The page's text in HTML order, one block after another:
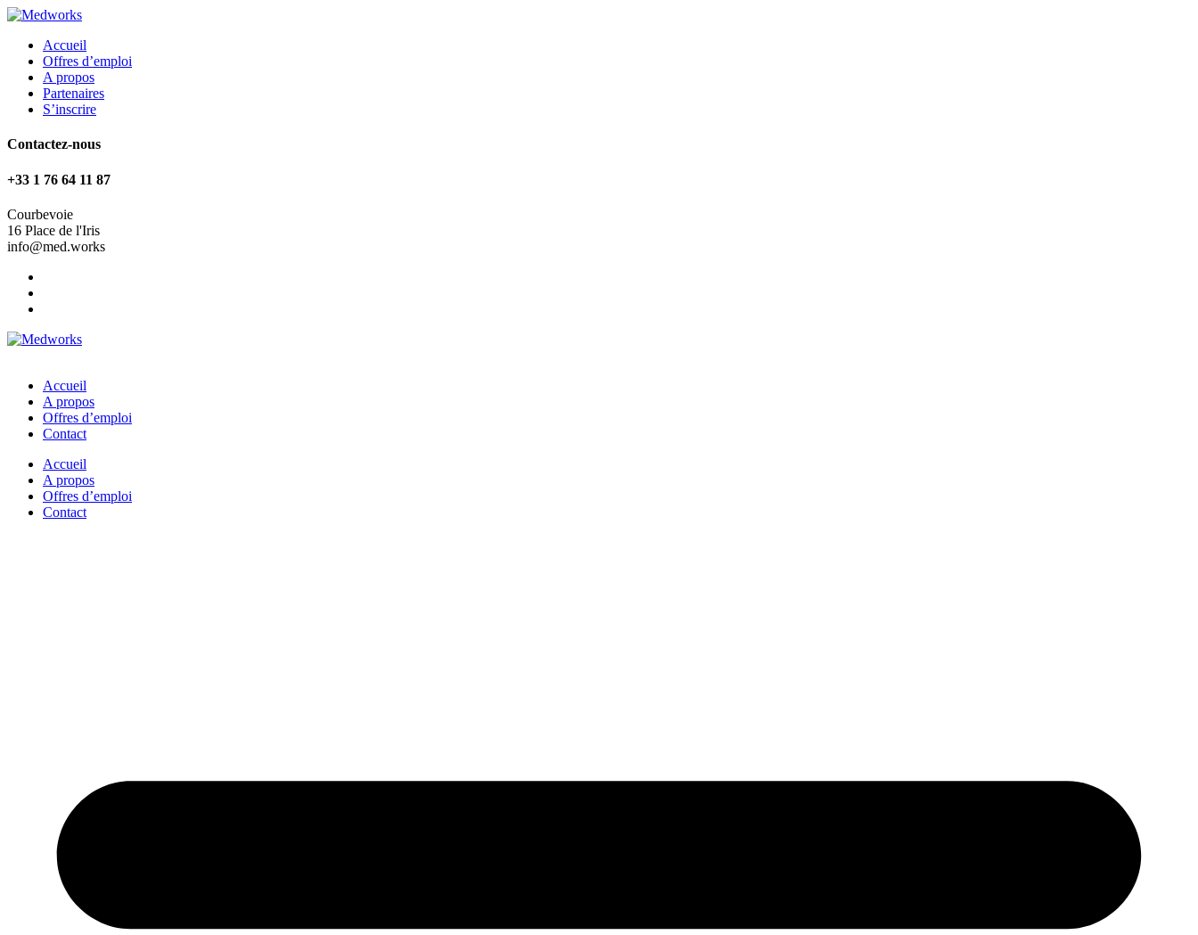
Accueil
Offres d’emploi
A propos
Partenaires
S’inscrire
Contactez-nous
+33 1 76 64 11 87
Courbevoie
16 Place de l'Iris
info@med.works
Accueil
A propos
Offres d’emploi
Contact
Accueil
A propos
Offres d’emploi
Contact